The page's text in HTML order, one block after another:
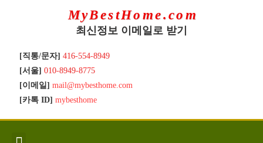
MyBestHome.com
최신정보 이메일로 받기
[직통/문자] 416-554-8949
[서울] 010-8949-8775
[이메일] mail@mybesthome.com
[카톡 ID] mybesthome